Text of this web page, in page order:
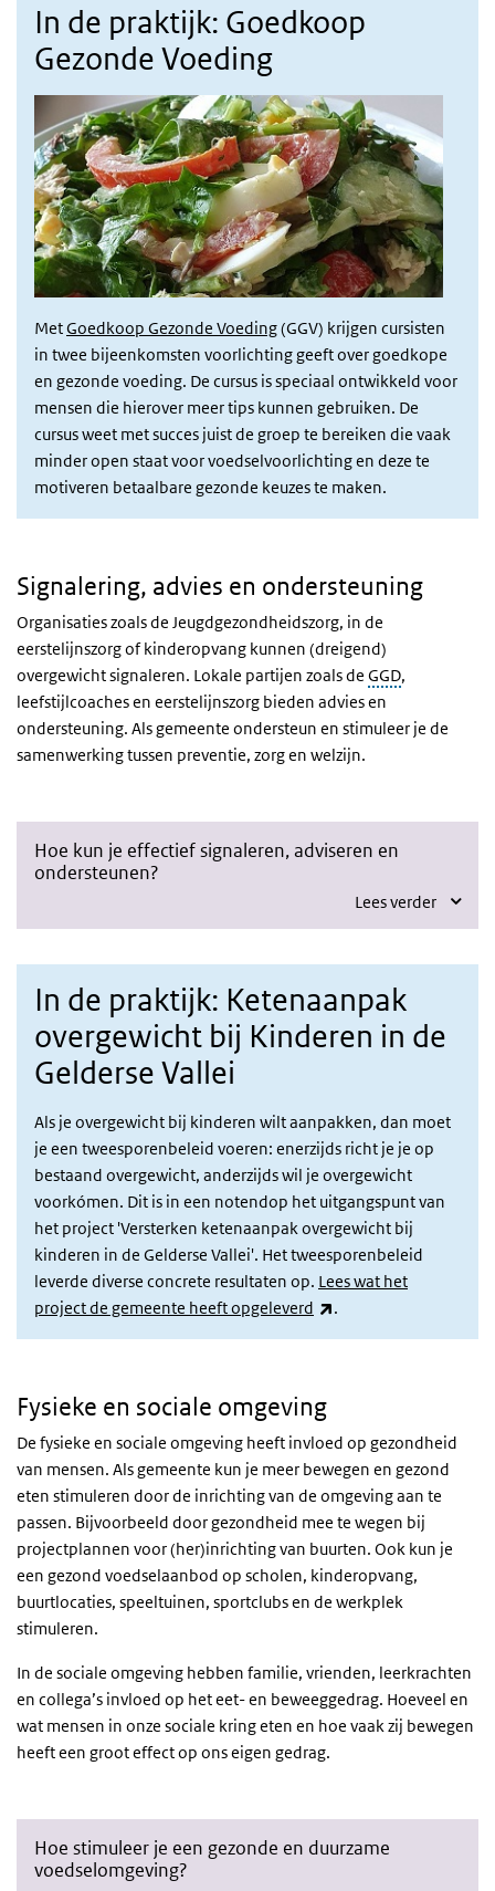
In de praktijk: Goedkoop
Gezonde Voeding
MetGoedkoop Gezonde Voeding(GGV) krijgen cursisten
in twee bijeenkomsten voorlichting geeft over goedkope
en gezonde voeding. De cursus is speciaal ontwikkeld voor
mensen die hierover meer tips kunnen gebruiken. De
cursus weet met succes juist de groep te bereiken die vaak
minder open staat voor voedselvoorlichting en deze te
motiveren betaalbare gezonde keuzes te maken.
Signalering, advies en ondersteuning
Organisaties zoals de Jeugdgezondheidszorg, in de
eerstelijnszorg of kinderopvang kunnen (dreigend)
overgewicht signaleren. Lokale partijen zoals de GGD,
leefstijlcoaches en eerstelijnszorg bieden advies en
ondersteuning. Als gemeente ondersteun en stimuleer je de
samenwerking tussen preventie, zorg en welzijn.
Hoe kun je effectief signaleren, adviseren en
ondersteunen?
Lees verder
In de praktijk: Ketenaanpak
overgewicht bij Kinderen in de
Gelderse Vallei
Als je overgewicht bij kinderen wilt aanpakken, dan moet
je een tweesporenbeleid voeren: enerzijds richt je je op
bestaand overgewicht, anderzijds wil je overgewicht
voorkómen. Dit is in een notendop het uitgangspunt van
het project 'Versterken ketenaanpak overgewicht bij
kinderen in de Gelderse Vallei'. Het tweesporenbeleid
leverde diverse concrete resultaten op. Lees wat het
project de gemeente heeft opgeleverd
.
Fysieke en sociale omgeving
De fysieke en sociale omgeving heeft invloed op gezondheid
van mensen. Als gemeente kun je meer bewegen en gezond
eten stimuleren door de inrichting van de omgeving aan te
passen. Bijvoorbeeld door gezondheid mee te wegen bij
projectplannen voor (her)inrichting van buurten. Ook kun je
een gezond voedselaanbod op scholen, kinderopvang,
buurtlocaties, speeltuinen, sportclubs en de werkplek
stimuleren.
In de sociale omgeving hebben familie, vrienden, leerkrachten
en collega’s invloed op het eet- en beweeggedrag. Hoeveel en
wat mensen in onze sociale kring eten en hoe vaak zij bewegen
heeft een groot effect op ons eigen gedrag.
Hoe stimuleer je een gezonde en duurzame
voedselomgeving?